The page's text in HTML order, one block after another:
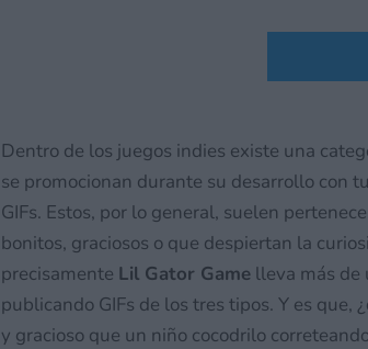
Dentro de los juegos indies existe una
se promocionan durante su desarrollo con
GIFs. Estos, por lo general, suelen
bonitos, graciosos o que despiertan la
precisamente Lil Gator Game lleva más de
publicando GIFs de los tres tipos. Y es que,
y gracioso que un niño cocodrilo